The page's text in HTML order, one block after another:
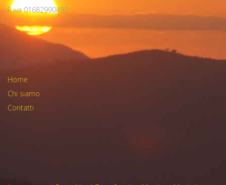
P.iva 01682990492
Home
Chi siamo
Contatti